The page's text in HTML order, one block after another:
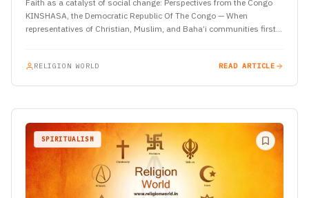
Faith as a catalyst of social change: Perspectives from the Congo
KINSHASA, the Democratic Republic Of The Congo — When
representatives of Christian, Muslim, and Baha’i communities first…
RELIGION WORLD READ ARTICLE
SPIRITUALISM